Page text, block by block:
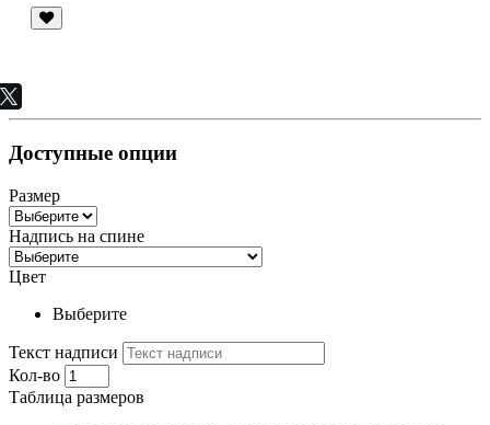
Доступные опции
Размер
Надпись на спине
Цвет
Выберите
Текст надписи
Кол-во
Таблица размеров